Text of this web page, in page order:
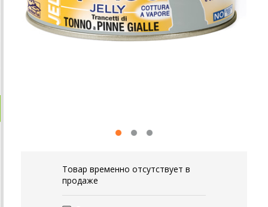
Товар временно отсутствует в
продаже